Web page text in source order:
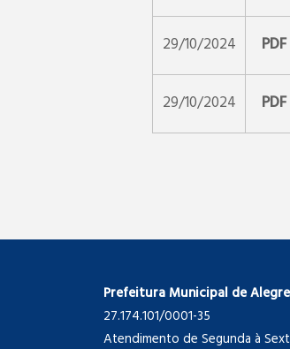
29/10/2024 PDF
29/10/2024 PDF
Prefeitura Municipal de Alegre
27.174.101/0001-35
Atendimento de Segunda à